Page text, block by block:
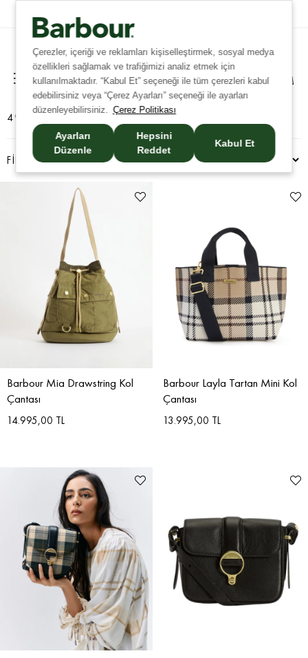
Çerezler, içeriği ve reklamları kişiselleştirmek, sosyal medya
özellikleri sağlamak ve trafiğimizi analiz etmek için
kullanılmaktadır. “Kabul Et” seçeneği ile tüm çerezleri kabul
edebilirsiniz veya “Çerez Ayarları” seçeneği ile ayarları
düzenleyebilirsiniz. Çerez Politikası
Ayarları
Düzenle
Hepsini
Reddet
Kabul Et
FILTRELEME
49 ÜRÜN
Barbour Mia Drawstring Kol
Çantası
14.995,00 TL
Barbour Layla Tartan Mini Kol
Çantası
13.995,00 TL